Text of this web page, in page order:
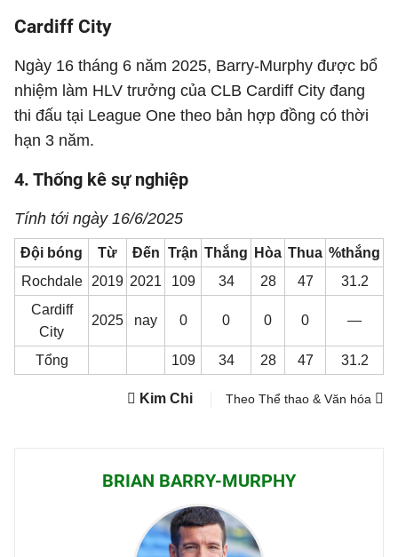
Cardiff City
Ngày 16 tháng 6 năm 2025, Barry-Murphy được bổ
nhiệm làm HLV trưởng của CLB Cardiff City đang
thi đấu tại League One theo bản hợp đồng có thời
hạn 3 năm.
4. Thống kê sự nghiệp
Tính tới ngày 16/6/2025
Đội bóng Từ Đến Trận Thắng Hòa Thua %thắng
Rochdale
2019 2021 109 34 28 47
31.2
Cardiff
City
2025 nay 0 0 0 0 —
Tổng 109 34 28 47 31.2
Kim Chi Theo Thể thao & Văn hóa
BRIAN BARRY-MURPHY